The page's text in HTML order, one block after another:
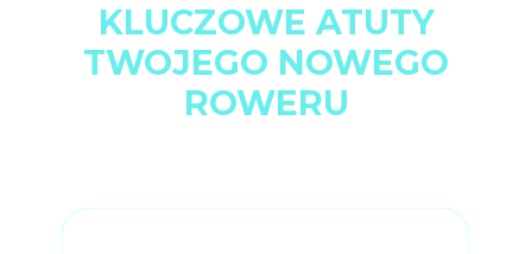
KLUCZOWE ATUTY
TWOJEGO NOWEGO
ROWERU